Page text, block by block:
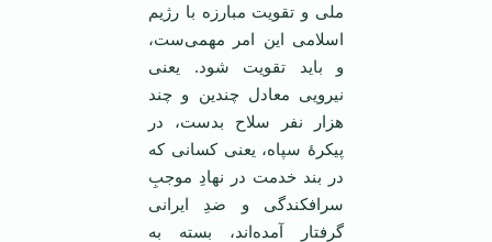
ملی و تقویت مبارزه با رژیم
اسلامی این امر مهمی‌ست،
و باید تقویت شود. یعنی
نیرویی معادل چندین و چند
هزار نفر سلاح بدست، در
پیکرۀ سپاه، یعنی کسانی که
در بند خدمت در نهادِ موجبِ
سرافکندگی و ضدِ ایرانی
گرفتار آمده‌اند، بسته به